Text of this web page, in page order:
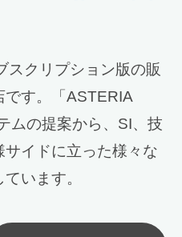
スクリプション版の販
です。「ASTERIA
ムの提案から、SI、技
イドに立った様々な
います。